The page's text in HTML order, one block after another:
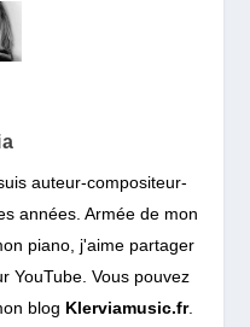
auteur-compositeur-
années. Armée de mon
piano, j'aime partager
YouTube. Vous pouvez
blog Klerviamusic.fr.